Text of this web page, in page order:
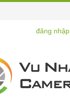
đăng nhập